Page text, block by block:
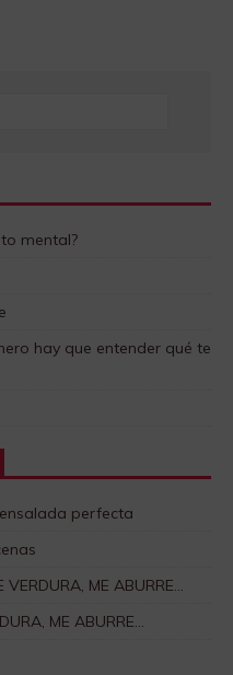
mental?
hay que entender qué te
perfecta
VERDURA, ME ABURRE…
ME ABURRE…